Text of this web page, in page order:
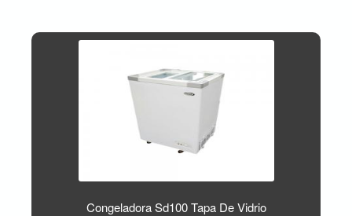
Congeladora Sd100 Tapa De Vidrio